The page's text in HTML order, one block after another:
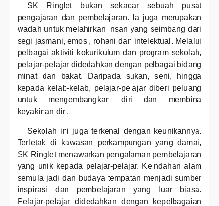
SK Ringlet bukan sekadar sebuah pusat
pengajaran dan pembelajaran. Ia juga merupakan
wadah untuk melahirkan insan yang seimbang dari
segi jasmani, emosi, rohani dan intelektual. Melalui
pelbagai aktiviti kokurikulum dan program sekolah,
pelajar-pelajar didedahkan dengan pelbagai bidang
minat dan bakat. Daripada sukan, seni, hingga
kepada kelab-kelab, pelajar-pelajar diberi peluang
untuk mengembangkan diri dan membina
keyakinan diri.
Sekolah ini juga terkenal dengan keunikannya.
Terletak di kawasan perkampungan yang damai,
SK Ringlet menawarkan pengalaman pembelajaran
yang unik kepada pelajar-pelajar. Keindahan alam
semula jadi dan budaya tempatan menjadi sumber
inspirasi dan pembelajaran yang luar biasa.
Pelajar-pelajar didedahkan dengan kepelbagaian